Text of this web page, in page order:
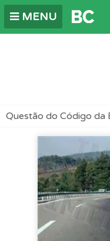
MENU
Questão do Código